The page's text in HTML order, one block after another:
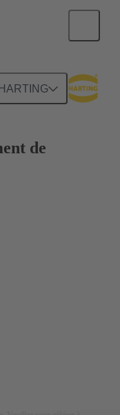
de